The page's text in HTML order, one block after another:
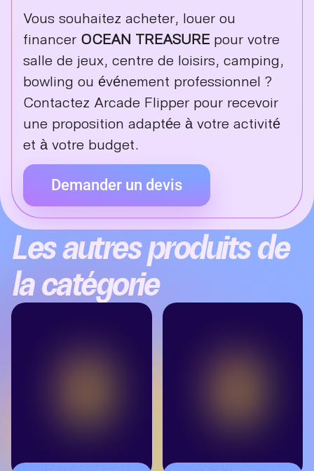
Vous souhaitez acheter, louer ou
financer OCEAN TREASURE pour votre
salle de jeux, centre de loisirs, camping,
bowling ou événement professionnel ?
Contactez Arcade Flipper pour recevoir
une proposition adaptée à votre activité
et à votre budget.
Demander un devis
Les autres produits de
la catégorie